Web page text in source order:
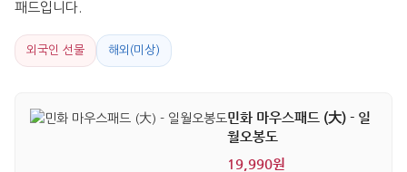
패드입니다.
외국인 선물 해외(미상)
민화 마우스패드 (大) - 일
월오봉도
19,990원